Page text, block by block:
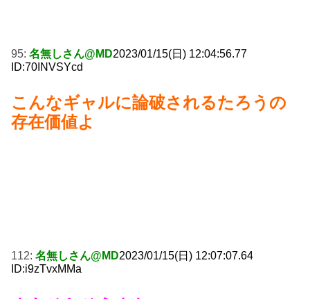
95: 名無しさん@MD2023/01/15(日) 12:04:56.77
ID:70INVSYcd
こんなギャルに論破されるたろうの
存在価値よ
112: 名無しさん@MD2023/01/15(日) 12:07:07.64
ID:i9zTvxMMa